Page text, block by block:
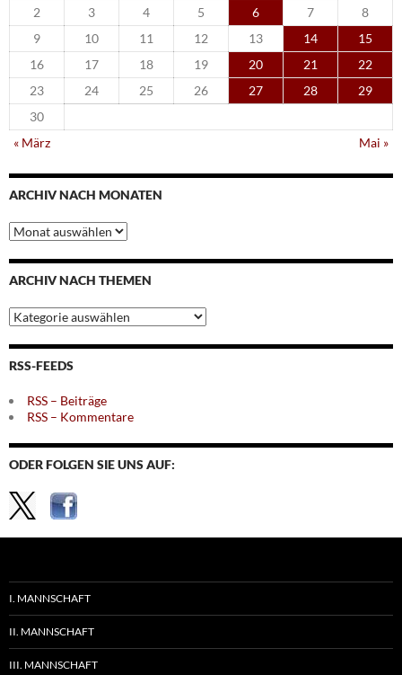
2
3 4 5 6 7
8
9
10 11 12 13 14
15
16
17 18 19 20 21
22
23
24 25 26 27 28
29
30
« März
Mai »
ARCHIV NACH MONATEN
Archiv
nach
Monaten
ARCHIV NACH THEMEN
Archiv
nach
Themen
RSS-FEEDS
RSS – Beiträge
RSS – Kommentare
ODER FOLGEN SIE UNS AUF:
I. MANNSCHAFT
II. MANNSCHAFT
III. MANNSCHAFT